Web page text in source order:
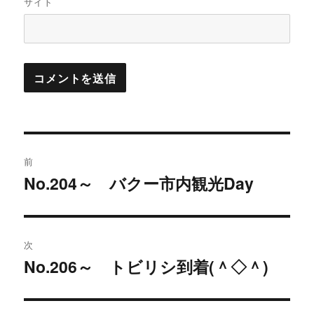
稿
ビ
ゲ
ー
前
過
の
投
稿:
No.204～ バクー市内観光Day
次
次
投
No.206～ トビリシ到着(＾◇＾)